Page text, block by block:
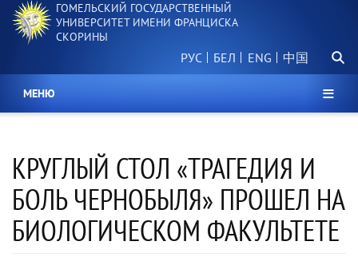
Перейти
основному
ГОМЕЛЬСКИЙ ГОСУДАРСТВЕННЫЙ
УНИВЕРСИТЕТ ИМЕНИ ФРАНЦИСКА
СКОРИНЫ
РУС БЕЛ 中国
МЕНЮ
КРУГЛЫЙ СТОЛ «ТРАГЕДИЯ И
БОЛЬ ЧЕРНОБЫЛЯ» ПРОШЕЛ НА
БИОЛОГИЧЕСКОМ ФАКУЛЬТЕТЕ